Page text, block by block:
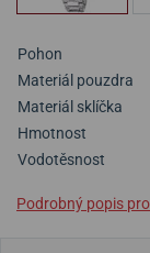
Pohon
Materiál pouzdra
Materiál sklíčka
Hmotnost
Vodotěsnost
Podrobný popis